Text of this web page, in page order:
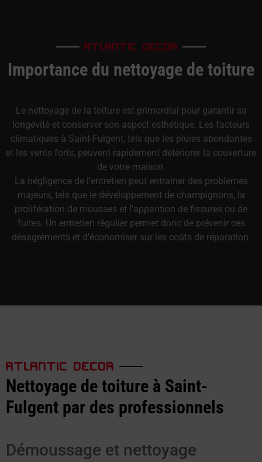
ATLANTIC DECOR
Importance du nettoyage de toiture
Le nettoyage de la toiture est primordial pour garantir sa
longévité et conserver son aspect esthétique. Les facteurs
climatiques à Saint-Fulgent, tels que les pluies abondantes
et les vents forts, peuvent rapidement détériorer la couverture
de votre maison.
La négligence de l’entretien peut entraîner des problèmes
majeurs, tels que le développement de champignons, la
prolifération de mousses et l’apparition de fissures ou de
fuites. Un entretien régulier permet donc de prévenir ces
désagréments et d’économiser sur les coûts de réparation.
ATLANTIC DECOR
Nettoyage de toiture à Saint-
Fulgent par des professionnels
Démoussage et nettoyage